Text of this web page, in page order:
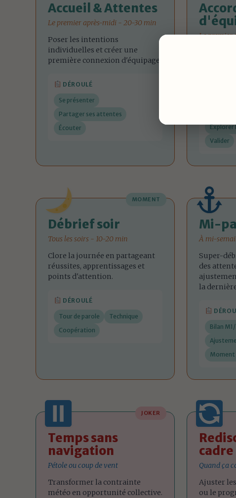
Accueil & Attentes
Le premier après-midi - 20-30 min
Poser les intentions
individuelles et créer une
première connexion d'équipage.
DÉROULÉ
Se présenter
Partager ses attentes
Écouter
Le premier
Explorer
Valider
MOMENT
Débrief soir
Tous les soirs - 10-20 min
Clore la journée en partageant
réussites, apprentissages et
points d'attention.
DÉROULÉ
Tour de parole
Technique
Coopération
Mi-
À mi-
Super-
des
la
Bilan
Moment
JOKER
Temps sans
navigation
Pétole ou coup de vent
Transformer la contrainte
météo en opportunité collective.
cadre
Quand ça
Ajuster
ou le